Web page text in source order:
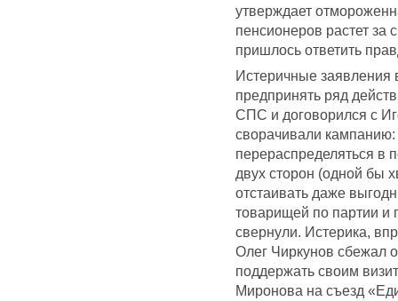
утверждает
пенсионеров растет
пришлось ответить
Истеричные заявления
предпринять ряд
СПС и договорился с
сворачивали кампанию:
перераспределяться в
двух сторон (одной бы
отстаивать даже
товарищей по партии и
свернули. Истерика,
Олег Чиркунов сбежал
поддержать своим
Миронова на съезд